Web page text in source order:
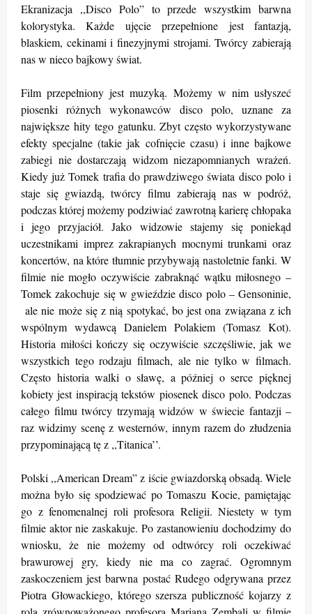
Ekranizacja ,,Disco Polo” to przede wszystkim barwna
kolorystyka. Każde ujęcie przepełnione jest fantazją,
blaskiem, cekinami i finezyjnymi strojami. Twórcy zabierają
nas w nieco bajkowy świat.
Film przepełniony jest muzyką. Możemy w nim usłyszeć
piosenki różnych wykonawców disco polo, uznane za
największe hity tego gatunku. Zbyt często wykorzystywane
efekty specjalne (takie jak cofnięcie czasu) i inne bajkowe
zabiegi nie dostarczają widzom niezapomnianych wrażeń.
Kiedy już Tomek trafia do prawdziwego świata disco polo i
staje się gwiazdą, twórcy filmu zabierają nas w podróż,
podczas której możemy podziwiać zawrotną karierę chłopaka
i jego przyjaciół. Jako widzowie stajemy się poniekąd
uczestnikami imprez zakrapianych mocnymi trunkami oraz
koncertów, na które tłumnie przybywają nastoletnie fanki. W
filmie nie mogło oczywiście zabraknąć wątku miłosnego –
Tomek zakochuje się w gwieździe disco polo – Gensoninie,
ale nie może się z nią spotykać, bo jest ona związana z ich
wspólnym wydawcą Danielem Polakiem (Tomasz Kot).
Historia miłości kończy się oczywiście szczęśliwie, jak we
wszystkich tego rodzaju filmach, ale nie tylko w filmach.
Często historia walki o sławę, a później o serce pięknej
kobiety jest inspiracją tekstów piosenek disco polo. Podczas
całego filmu twórcy trzymają widzów w świecie fantazji –
raz widzimy scenę z westernów, innym razem do złudzenia
przypominającą tę z ,,Titanica’’.
Polski ,,American Dream” z iście gwiazdorską obsadą. Wiele
można było się spodziewać po Tomaszu Kocie, pamiętając
go z fenomenalnej roli profesora Religii. Niestety w tym
filmie aktor nie zaskakuje. Po zastanowieniu dochodzimy do
wniosku, że nie możemy od odtwórcy roli oczekiwać
brawurowej gry, kiedy nie ma co zagrać. Ogromnym
zaskoczeniem jest barwna postać Rudego odgrywana przez
Piotra Głowackiego, którego szersza publiczność kojarzy z